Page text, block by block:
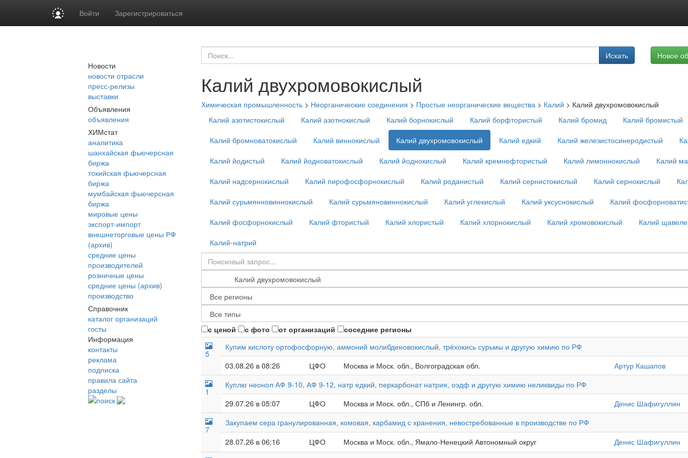
Войти Зарегистрироваться
Новости
новости отрасли
пресс-релизы
выставки
Объявления
объявления
ХИМстат
аналитика
шанхайская фьючерсная
биржа
токийская фьючерсная
биржа
мумбайская фьючерсная
биржа
мировые цены
экспорт-импорт
внешнеторговые цены РФ
(архив)
средние цены
производителей
розничные цены
средние цены (архив)
производство
Справочник
каталог организаций
госты
Информация
контакты
реклама
подписка
правила сайта
разделы
поиск
Искать Новое
Калий двухромовокислый
Химическая промышленность > Неорганические соединения > Простые неорганические вещества > Калий > Калий двухромовокислый
Калий азотистокислый
Калий азотнокислый Калий борнокислый Калий борфтористый Калий бромид
Калий бромистый
Калий бромноватокислый
Калий виннокислый Калий двухромовокислый Калий едкий Калий железистосинеродистый
Калий йодистый
Калий йодноватокислый Калий йоднокислый Калий кремнефтористый Калий лимоннокислый
Калий
Калий надсернокислый
Калий пирофосфорнокислый Калий роданистый Калий сернистокислый Калий сернокислый
Калий сурьмянновиннокислый
Калий сурьмяновиннокислый Калий углекислый Калий уксуснокислый
Калий
Калий фосфорнокислый
Калий фтористый Калий хлористый Калий хлорнокислый Калий хромовокислый
Калий
Калий-натрий
с ценой с фото от организаций соседние регионы
5
Купим кислоту ортофосфорную, аммоний молибденовокислый, трёхокись сурьмы и другую химию по РФ
03.08.26 в 08:26
ЦФО Москва и Моск. обл., Волгоградская обл. Артур Кашапов
1
Куплю неонол АФ 9-10, АФ 9-12, натр едкий, перкарбонат натрия, оэдф и другую химию неликвиды по РФ
29.07.26 в 05:07
ЦФО Москва и Моск. обл., СПб и Ленингр. обл. Денис Шафигуллин
7
Закупаем сера гранулированная, комовая, карбамид с хранения, невостребованные в производстве по РФ
28.07.26 в 06:16
ЦФО Москва и Моск. обл., Ямало-Ненецкий Автономный округ
Денис Шафигуллин